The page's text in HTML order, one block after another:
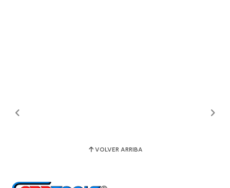
VOLVER ARRIBA